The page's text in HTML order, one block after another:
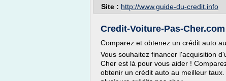
Site : http://www.guide-du-credit.info
Credit-Voiture-Pas-
Comparez et obtenez un crédit auto
Vous souhaitez financer l'acquisition
Cher est là pour vous aider !
obtenir un crédit auto au meilleur